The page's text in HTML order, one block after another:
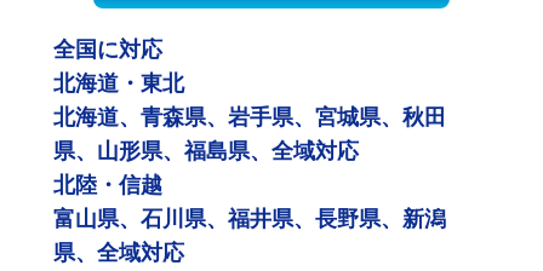
全国に対応
北海道・東北
北海道、青森県、岩手県、宮城県、秋田
県、山形県、福島県、全域対応
北陸・信越
富山県、石川県、福井県、長野県、新潟
県、全域対応